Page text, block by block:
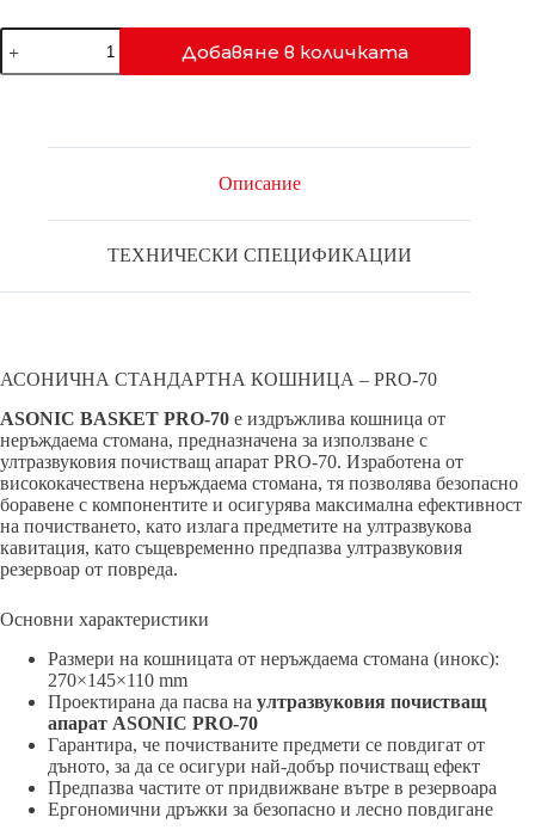
количество
за
ASONIC
Добавяне в количката
Описание
ТЕХНИЧЕСКИ СПЕЦИФИКАЦИИ
АСОНИЧНА СТАНДАРТНА КОШНИЦА – PRO-70
ASONIC BASKET PRO-70 е издръжлива кошница от
неръждаема стомана, предназначена за използване с
ултразвуковия почистващ апарат PRO-70. Изработена от
висококачествена неръждаема стомана, тя позволява безопасно
боравене с компонентите и осигурява максимална ефективност
на почистването, като излага предметите на ултразвукова
кавитация, като същевременно предпазва ултразвуковия
резервоар от повреда.
Основни характеристики
Размери на кошницата от неръждаема стомана (инокс):
270×145×110 mm
Проектирана да пасва на ултразвуковия почистващ
апарат ASONIC PRO-70
Гарантира, че почистваните предмети се повдигат от
дъното, за да се осигури най-добър почистващ ефект
Предпазва частите от придвижване вътре в резервоара
Ергономични дръжки за безопасно и лесно повдигане